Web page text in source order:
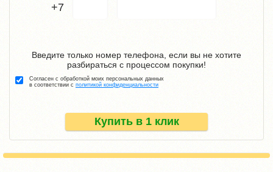
+7
Купить в 1 клик
Введите только номер телефона, если вы не хотите
разбираться с процессом покупки!
Согласен с обработкой моих персональных данных
в соответствии с политикой конфиденциальности